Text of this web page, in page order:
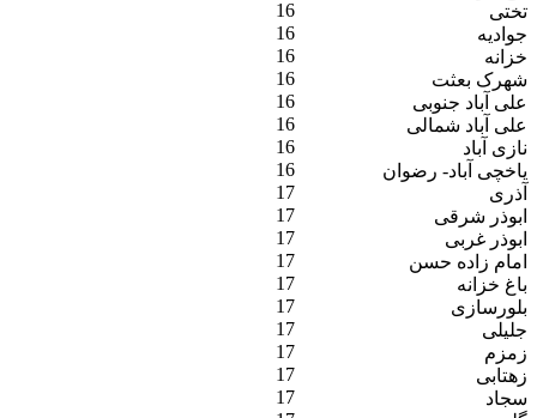
تختی
16
جوادیه
16
خزانه
16
شهرک بعثت
16
علی آباد جنوبی
16
علی آباد شمالی
16
نازی آباد
16
یاخچی آباد- رضوان
16
آذری
17
ابوذر شرقی
17
ابوذر غربی
17
امام زاده حسن
17
باغ خزانه
17
بلورسازی
17
جلیلی
17
زمزم
17
زهتابی
17
سجاد
17